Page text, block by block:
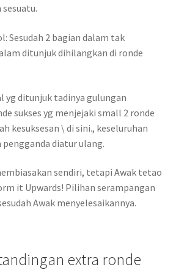
Sesudah 2 bagian dalam tak
ditunjuk dihilangkan di ronde
yg ditunjuk tadinya gulungan
sukses yg menjejaki small 2 ronde
kesuksesan \ di sini., keseluruhan
diatur ulang.
sendiri, tetapi Awak tetao
it Upwards! Pilihan serampangan
Awak menyelesaikannya.
extra ronde